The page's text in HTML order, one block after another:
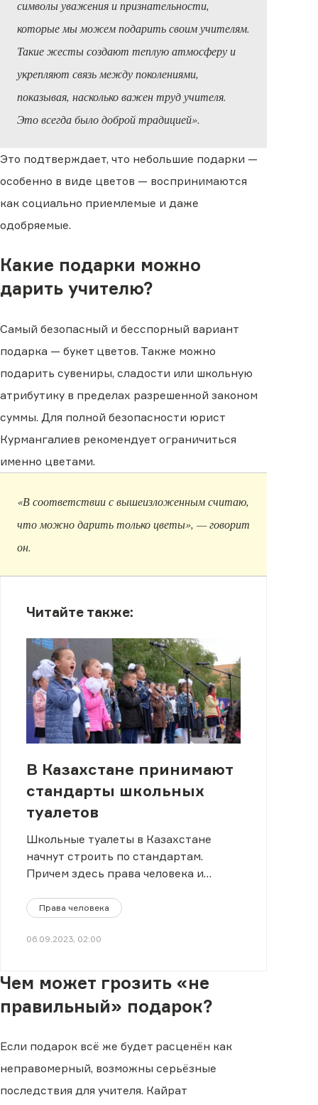
символы уважения и признательности,
которые мы можем подарить своим учителям.
Такие жесты создают теплую атмосферу и
укрепляют связь между поколениями,
показывая, насколько важен труд учителя.
Это всегда было доброй традицией».
Это подтверждает, что небольшие подарки —
особенно в виде цветов — воспринимаются
как социально приемлемые и даже
одобряемые.
Какие подарки можно
дарить учителю?
Самый безопасный и бесспорный вариант
подарка — букет цветов. Также можно
подарить сувениры, сладости или школьную
атрибутику в пределах разрешенной законом
суммы. Для полной безопасности юрист
Курмангалиев рекомендует ограничиться
именно цветами.
«В соответствии с вышеизложенным считаю,
что можно дарить только цветы», — говорит
он.
Читайте также:
В Казахстане принимают
стандарты школьных
туалетов
Школьные туалеты в Казахстане
начнут строить по стандартам.
Причем здесь права человека и
Права человека
06.09.2023, 02:00
Чем может грозить «не
правильный» подарок?
Если подарок всё же будет расценён как
неправомерный, возможны серьёзные
последствия для учителя. Кайрат